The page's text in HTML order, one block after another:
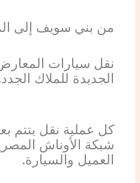
من بني سويف إلى
نقل سيارات
الجديدة للملاك
كل عملية نقل بتتم
شبكة الأوناش
العميل والسيارة.